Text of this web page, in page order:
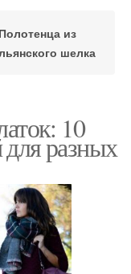
Полотенца из
шелка
10
разных